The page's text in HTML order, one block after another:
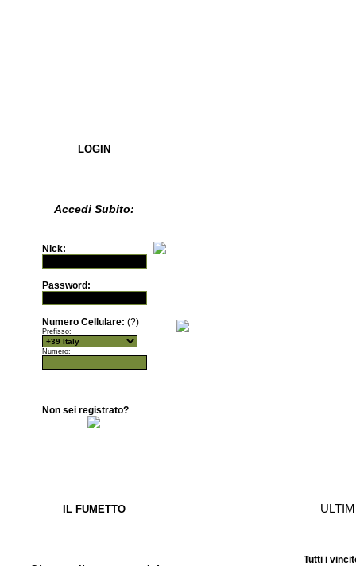
LOGIN
Accedi Subito:
Nick:
Password:
Numero Cellulare: (?)
Prefisso:
Numero:
Non sei registrato?
IL FUMETTO
Tutti i